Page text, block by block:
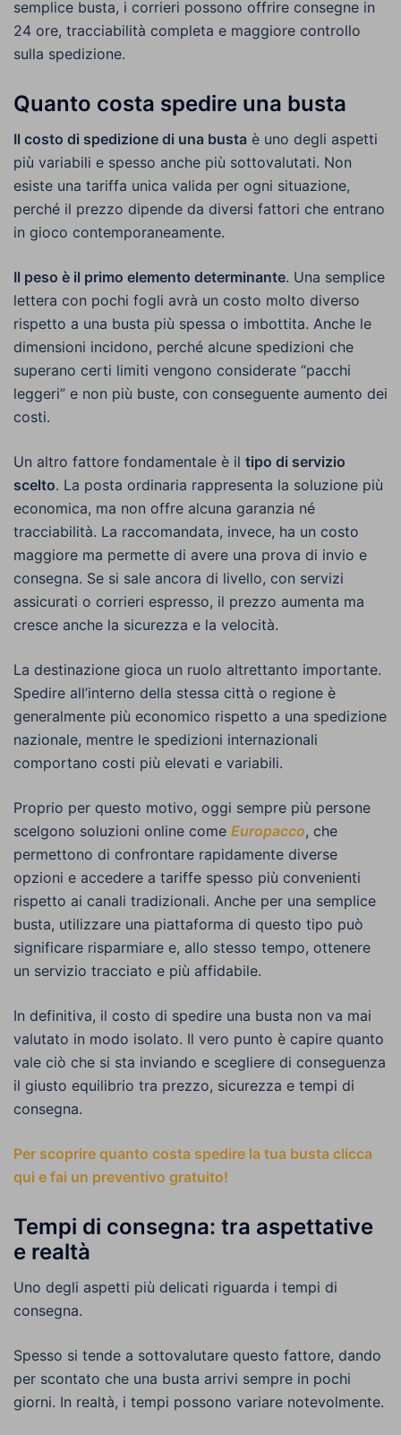
semplice busta, i corrieri possono offrire consegne in
24 ore, tracciabilità completa e maggiore controllo
sulla spedizione.
Quanto costa spedire una busta
Il costo di spedizione di una busta è uno degli aspetti
più variabili e spesso anche più sottovalutati. Non
esiste una tariffa unica valida per ogni situazione,
perché il prezzo dipende da diversi fattori che entrano
in gioco contemporaneamente.
Il peso è il primo elemento determinante. Una semplice
lettera con pochi fogli avrà un costo molto diverso
rispetto a una busta più spessa o imbottita. Anche le
dimensioni incidono, perché alcune spedizioni che
superano certi limiti vengono considerate “pacchi
leggeri” e non più buste, con conseguente aumento dei
costi.
Un altro fattore fondamentale è il tipo di servizio
scelto. La posta ordinaria rappresenta la soluzione più
economica, ma non offre alcuna garanzia né
tracciabilità. La raccomandata, invece, ha un costo
maggiore ma permette di avere una prova di invio e
consegna. Se si sale ancora di livello, con servizi
assicurati o corrieri espresso, il prezzo aumenta ma
cresce anche la sicurezza e la velocità.
La destinazione gioca un ruolo altrettanto importante.
Spedire all’interno della stessa città o regione è
generalmente più economico rispetto a una spedizione
nazionale, mentre le spedizioni internazionali
comportano costi più elevati e variabili.
Proprio per questo motivo, oggi sempre più persone
scelgono soluzioni online come Europacco, che
permettono di confrontare rapidamente diverse
opzioni e accedere a tariffe spesso più convenienti
rispetto ai canali tradizionali. Anche per una semplice
busta, utilizzare una piattaforma di questo tipo può
significare risparmiare e, allo stesso tempo, ottenere
un servizio tracciato e più affidabile.
In definitiva, il costo di spedire una busta non va mai
valutato in modo isolato. Il vero punto è capire quanto
vale ciò che si sta inviando e scegliere di conseguenza
il giusto equilibrio tra prezzo, sicurezza e tempi di
consegna.
Per scoprire quanto costa spedire la tua busta clicca
qui e fai un preventivo gratuito!
Tempi di consegna: tra aspettative
e realtà
Uno degli aspetti più delicati riguarda i tempi di
consegna.
Spesso si tende a sottovalutare questo fattore, dando
per scontato che una busta arrivi sempre in pochi
giorni. In realtà, i tempi possono variare notevolmente.